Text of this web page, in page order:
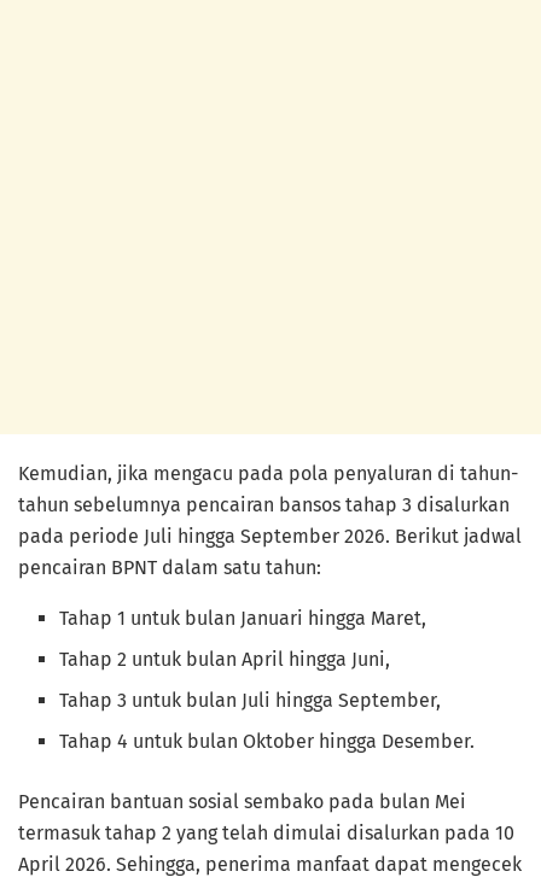
Kemudian, jika mengacu pada pola penyaluran di tahun-
tahun sebelumnya pencairan bansos tahap 3 disalurkan
pada periode Juli hingga September 2026. Berikut jadwal
pencairan BPNT dalam satu tahun:
Tahap 1 untuk bulan Januari hingga Maret,
Tahap 2 untuk bulan April hingga Juni,
Tahap 3 untuk bulan Juli hingga September,
Tahap 4 untuk bulan Oktober hingga Desember.
Pencairan bantuan sosial sembako pada bulan Mei
termasuk tahap 2 yang telah dimulai disalurkan pada 10
April 2026. Sehingga, penerima manfaat dapat mengecek